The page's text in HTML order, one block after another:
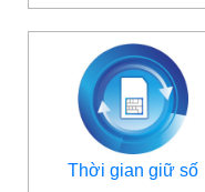
Thời gian giữ số